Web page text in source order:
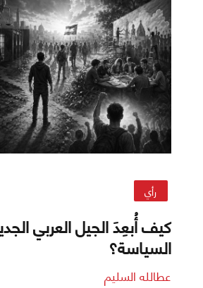
رأي
كيف أُبعِدَ الجيل العربي
السياسة؟
عطالله السليم